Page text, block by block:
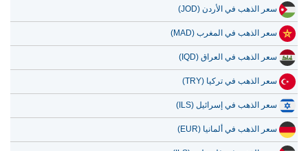
سعر الذهب في الأردن (JOD)
سعر الذهب في المغرب (MAD)
سعر الذهب في العراق (IQD)
سعر الذهب في تركيا (TRY)
سعر الذهب في إسرائيل (ILS)
سعر الذهب في ألمانيا (EUR)